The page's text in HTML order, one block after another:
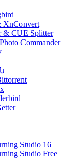
XnConvert
& CUE Splitter
Commander
Studio 16
Studio Free